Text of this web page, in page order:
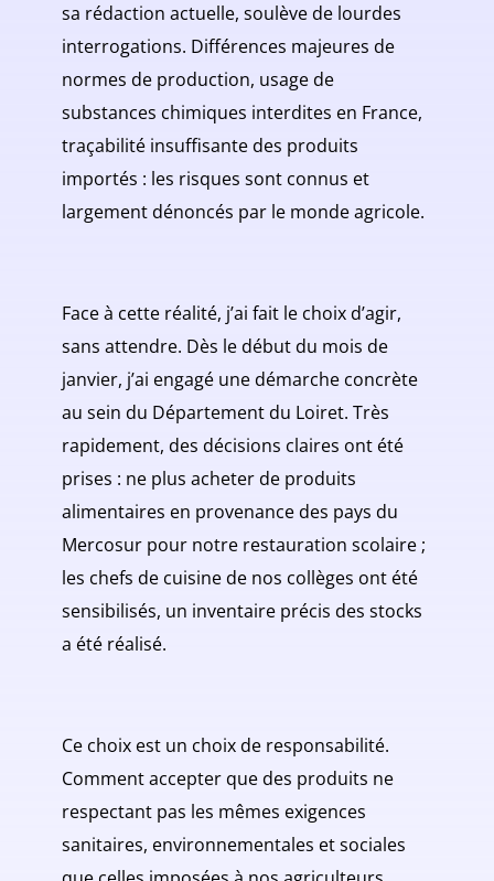
sa rédaction actuelle, soulève de lourdes
interrogations. Différences majeures de
normes de production, usage de
substances chimiques interdites en France,
traçabilité insuffisante des produits
importés : les risques sont connus et
largement dénoncés par le monde agricole.
Face à cette réalité, j’ai fait le choix d’agir,
sans attendre. Dès le début du mois de
janvier, j’ai engagé une démarche concrète
au sein du Département du Loiret. Très
rapidement, des décisions claires ont été
prises : ne plus acheter de produits
alimentaires en provenance des pays du
Mercosur pour notre restauration scolaire ;
les chefs de cuisine de nos collèges ont été
sensibilisés, un inventaire précis des stocks
a été réalisé.
Ce choix est un choix de responsabilité.
Comment accepter que des produits ne
respectant pas les mêmes exigences
sanitaires, environnementales et sociales